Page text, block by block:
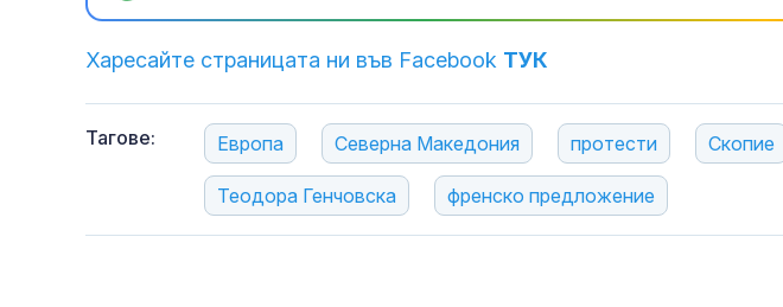
Харесайте страницата ни във Facebook ТУК
Тагове: Европа Северна Македония протести Скопие
Теодора Генчовска френско предложение